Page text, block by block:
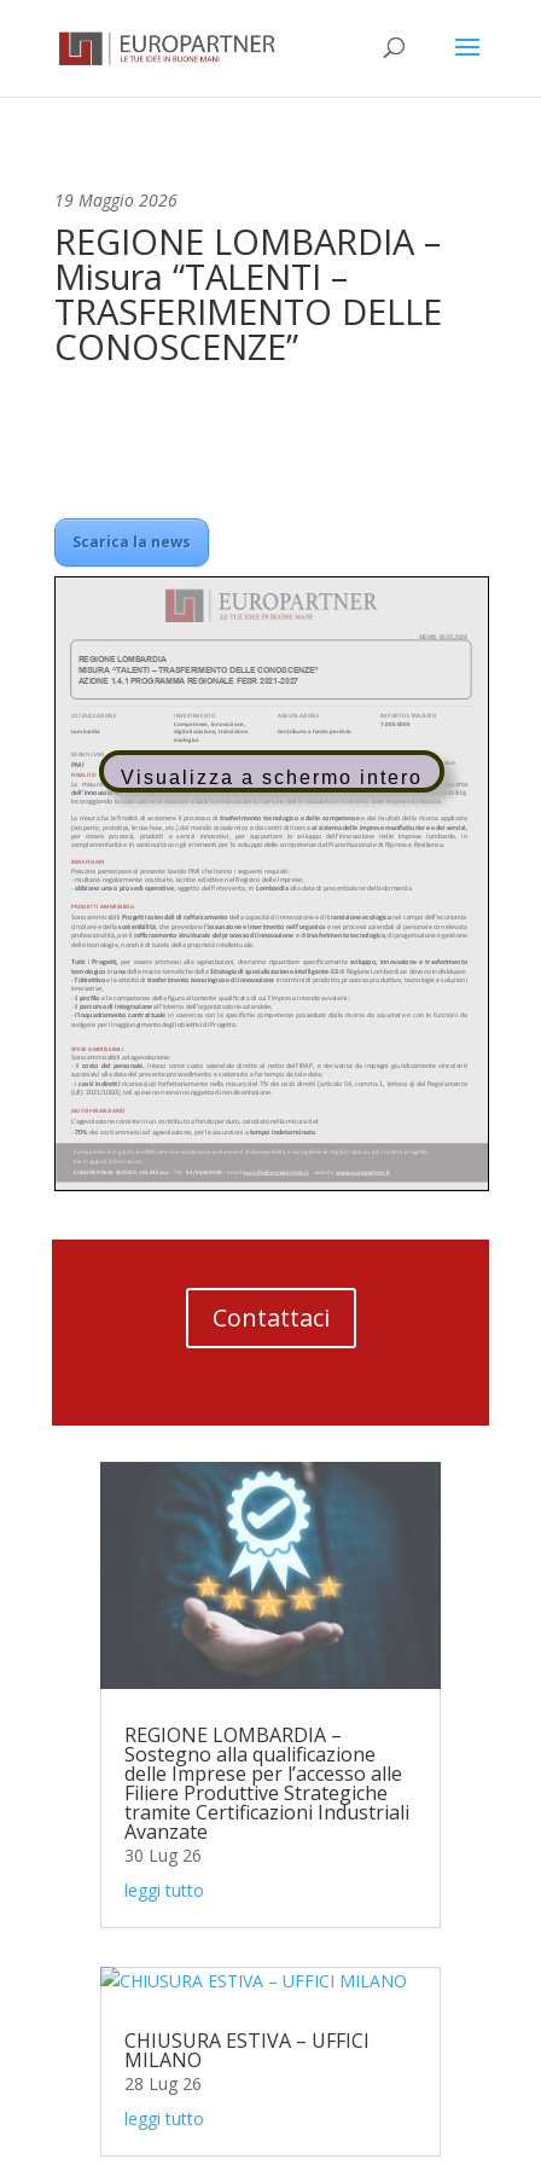
19 Maggio 2026
REGIONE LOMBARDIA –
Misura “TALENTI –
TRASFERIMENTO DELLE
CONOSCENZE”
Scarica la news
Visualizza a schermo intero
Contattaci
REGIONE LOMBARDIA –
Sostegno alla qualificazione
delle Imprese per l’accesso alle
Filiere Produttive Strategiche
tramite Certificazioni Industriali
Avanzate
30 Lug 26
leggi tutto
CHIUSURA ESTIVA – UFFICI
MILANO
28 Lug 26
leggi tutto